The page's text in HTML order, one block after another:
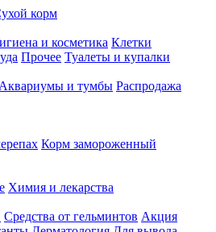
корм
и косметика Клетки
Прочее Туалеты и купалки
Аквариумы и тумбы Распродажа
Корм замороженный
Химия и лекарства
Средства от гельминтов Акция